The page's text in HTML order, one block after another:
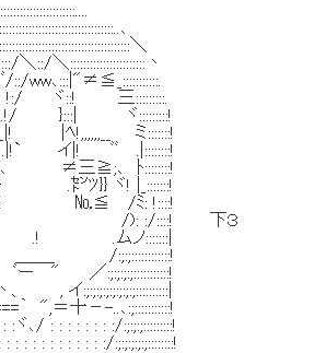
､
＼
＼::/＼:::::::::::::::::::::::丶
ww､:::|"≠≦_:::::::::::.
ヾ::! 三:::::::::.
}:::| ヾ:::::::::!
|ﾍ!,,,,,,__ ミ:::::::!
イ|! ﾞﾞ .|::::::::!
=､ ≠三≧;､ ﾄ::::::::!
}} .㌣ﾂ}} ヾ! |_:::::::!
№≦ /ﾐ: !::::!
/): :/::::! 下３
.! .ムノ:::::::|
＿_ /:;:;::::::::::::!
ﾞー " ／:;:;:;:;:::::::::::!
丶、 , イ:;:;:;:;:;:;:;:;::::::::::|
｀ ",＝十－-..､:;:::::::::::!
: :ヾ､/ : : : : : : : :/:;:;:;:::::::::!
: : : : : : : : : : : :/:;:;:;:;:;::::::::!